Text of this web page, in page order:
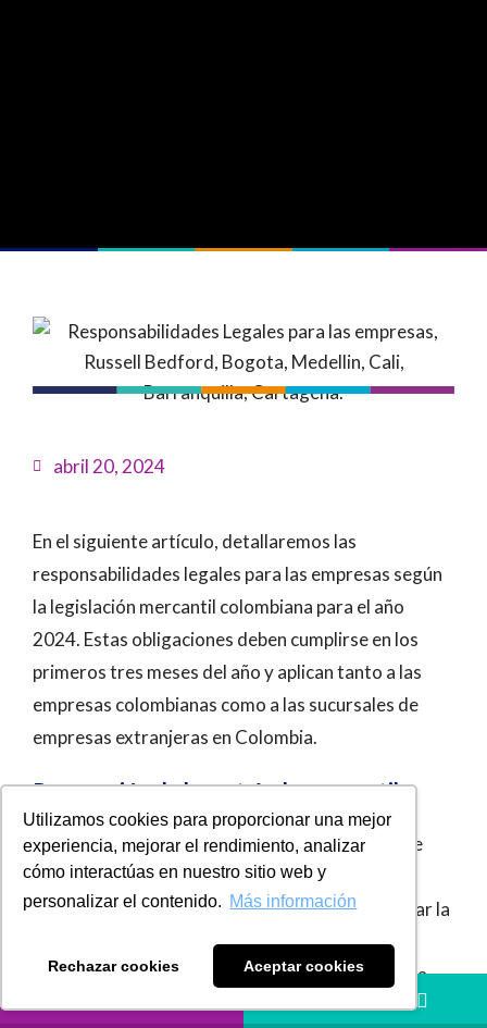
Utilizamos cookies para proporcionar una mejor
experiencia, mejorar el rendimiento, analizar
cómo interactúas en nuestro sitio web y
personalizar el contenido. Más información
Rechazar cookies Aceptar cookies
abril 20, 2024
En el siguiente artículo, detallaremos las
responsabilidades legales para las empresas según
la legislación mercantil colombiana para el año
2024. Estas obligaciones deben cumplirse en los
primeros tres meses del año y aplican tanto a las
empresas colombianas como a las sucursales de
empresas extranjeras en Colombia.
Renovación de la matrícula mercantil
Debe renovarse anualmente. Este trámite puede
realizarse de forma virtual. La no renovación
oportuna de la matrícula mercantil puede generar la
imposición de una multa por parte de la
Superintendencia de Sociedades. Para renovar la
matrícula mercantil, la sociedad debe contar con los